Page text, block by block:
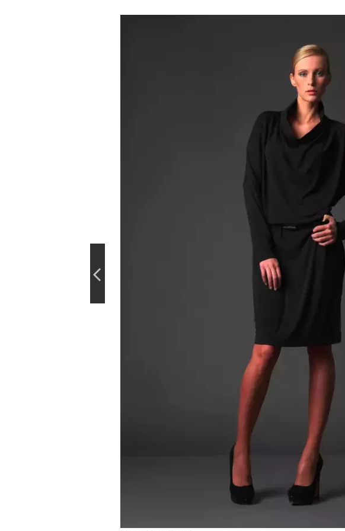
Glamour